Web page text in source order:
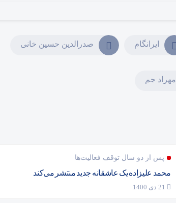
ایرانگام صدرالدین حسین خانی
مهراد جم
پس از دو سال توقف فعالیت‌ها
محمد علیزاده یک عاشقانه جدید منتشر می‌کند